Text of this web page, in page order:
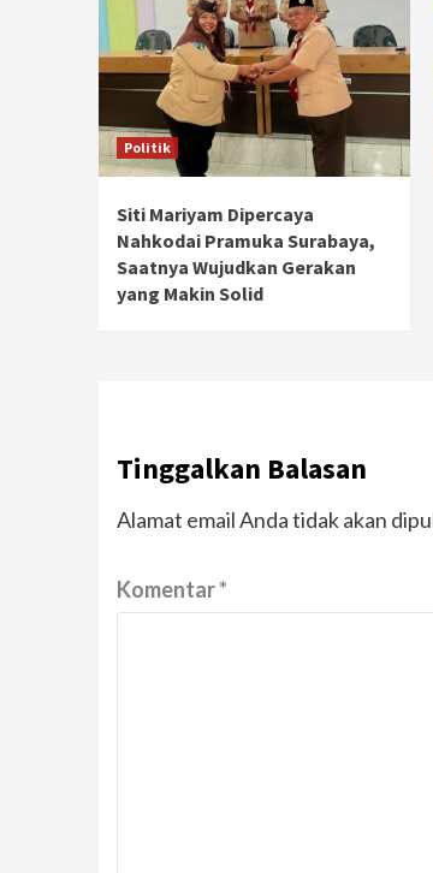
Politik
Siti Mariyam Dipercaya
Nahkodai Pramuka Surabaya,
Saatnya Wujudkan Gerakan
yang Makin Solid
Tinggalkan Balasan
Alamat email Anda tidak akan
Komentar*